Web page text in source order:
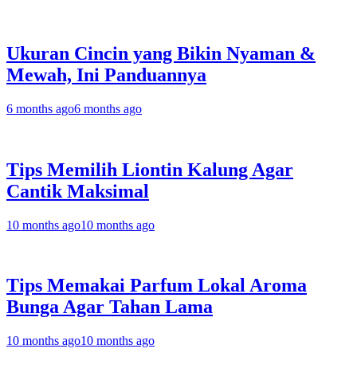
Ukuran Cincin yang Bikin Nyaman &
Mewah, Ini Panduannya
6 months ago6 months ago
Tips Memilih Liontin Kalung Agar
Cantik Maksimal
10 months ago10 months ago
Tips Memakai Parfum Lokal Aroma
Bunga Agar Tahan Lama
10 months ago10 months ago